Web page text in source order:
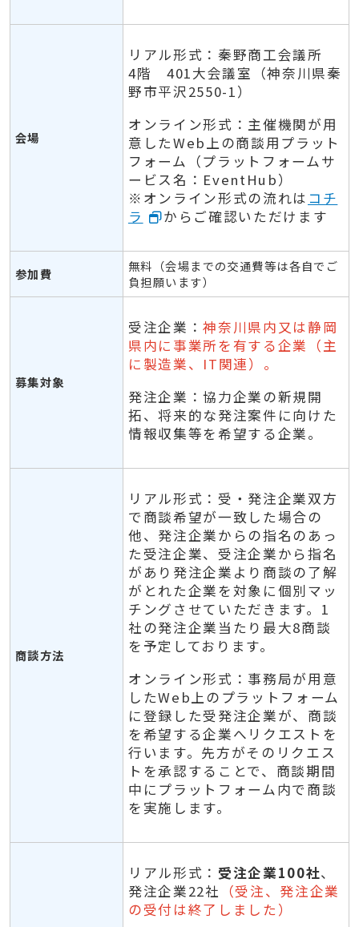
会場
リアル形式：秦野商工会議所
4階 401大会議室（神奈川県秦
野市平沢2550-1）
オンライン形式：主催機関が用
意したWeb上の商談用プラット
フォーム（プラットフォームサ
ービス名：EventHub）
※オンライン形式の流れは コチ
ラ
からご確認いただけます
参加費
無料（会場までの交通費等は各自でご
負担願います）
募集対象
受注企業：神奈川県内又は静岡
県内に事業所を有する企業（主
に製造業、IT関連）。
発注企業：協力企業の新規開
拓、将来的な発注案件に向けた
情報収集等を希望する企業。
商談方法
リアル形式：受・発注企業双方
で商談希望が一致した場合の
他、発注企業からの指名のあっ
た受注企業、受注企業から指名
があり発注企業より商談の了解
がとれた企業を対象に個別マッ
チングさせていただきます。1
社の発注企業当たり最大8商談
を予定しております。
オンライン形式：事務局が用意
したWeb上のプラットフォーム
に登録した受発注企業が、商談
を希望する企業へリクエストを
行います。先方がそのリクエス
トを承認することで、商談期間
中にプラットフォーム内で商談
を実施します。
リアル形式： 受注企業100社、
発注企業22社 （受注、発注企業
の受付は終了しました）